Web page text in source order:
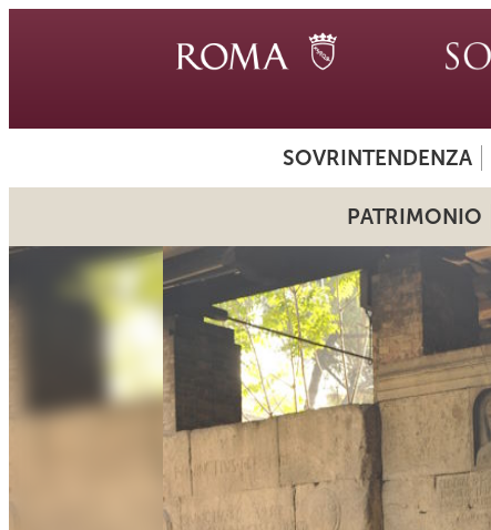
SOVRINTENDENZA
PATRIMONIO